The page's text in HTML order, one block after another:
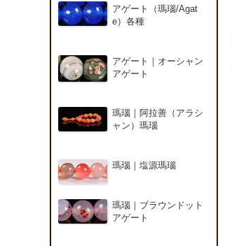
アゲート（瑪瑙/Agat
e）各種
アゲート｜オーシャン
アゲート
瑪瑙｜阿拉善（アラシ
ャン）瑪瑙
瑪瑙｜塩源瑪瑙
瑪瑙｜ブラウンドット
アゲート